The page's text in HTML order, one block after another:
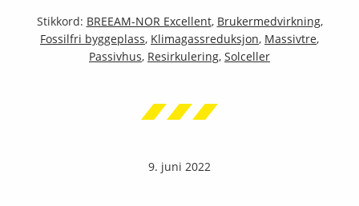
Stikkord: BREEAM-NOR Excellent, Brukermedvirkning,
Fossilfri byggeplass, Klimagassreduksjon, Massivtre,
Passivhus, Resirkulering, Solceller
9. juni 2022